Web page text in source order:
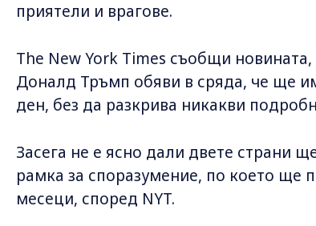
приятели и врагове.
The New York Times съобщи
Доналд Тръмп обяви в сряда, че ще
ден, без да разкрива никакви
Засега не е ясно дали двете страни
рамка за споразумение, по което ще
месеци, според NYT.